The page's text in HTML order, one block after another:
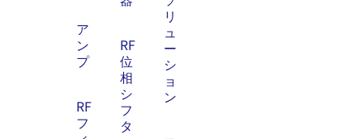
ア
ン
プ
RF
フ
RF
位
相
シ
フ
タ
リ
ュ
ー
シ
ョ
ン